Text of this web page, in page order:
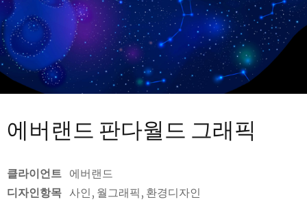
에버랜드 판다월드 그래픽
클라이언트 에버랜드
디자인항목 사인, 월그래픽, 환경디자인